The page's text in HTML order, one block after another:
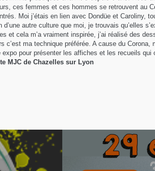
ces femmes et ces hommes se retrouvent au
Moi j’étais en lien avec Dondüe et Caroliny,
d’une autre culture que moi, je trouvais qu’elles
et cela m’a vraiment inspirée, j’ai réalisé des
c’est ma technique préférée. A cause du Corona,
pour présenter les affiches et les recueils
MJC de Chazelles sur Lyon